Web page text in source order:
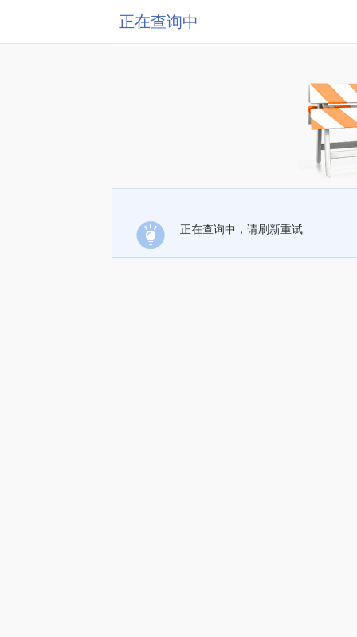
正在查询中
正在查询中，请刷新重试